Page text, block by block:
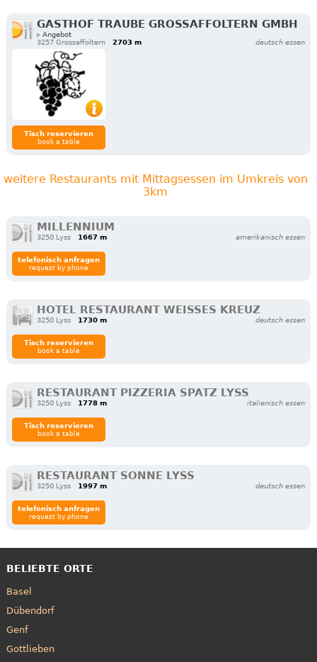
GASTHOF TRAUBE GROSSAFFOLTERN GMBH
▹ Angebot
3257 Grossaffoltern
2703 m deutsch essen
Tisch reservieren
book a table
weitere Restaurants mit Mittagsessen im Umkreis von
3km
MILLENNIUM
3250 Lyss 1667 m amerikanisch essen
telefonisch anfragen
request by phone
HOTEL RESTAURANT WEISSES KREUZ
3250 Lyss 1730 m deutsch essen
Tisch reservieren
book a table
RESTAURANT PIZZERIA SPATZ LYSS
3250 Lyss 1778 m italienisch essen
Tisch reservieren
book a table
RESTAURANT SONNE LYSS
3250 Lyss 1997 m deutsch essen
telefonisch anfragen
request by phone
BELIEBTE ORTE
Basel
Dübendorf
Genf
Gottlieben